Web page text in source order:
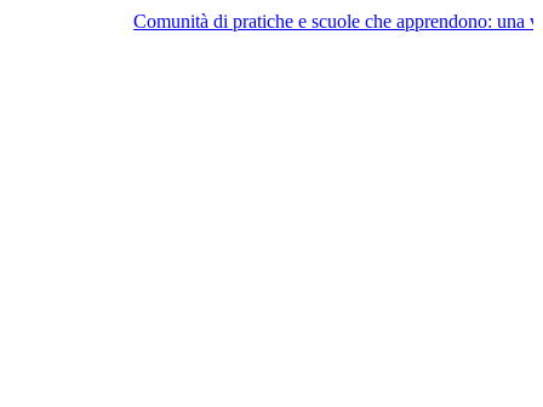
Comunità di pratiche e scuole che apprendono: una